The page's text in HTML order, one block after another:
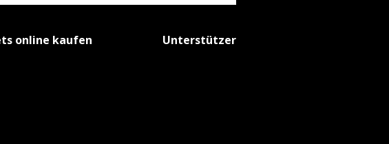
online kaufen Unterstützer